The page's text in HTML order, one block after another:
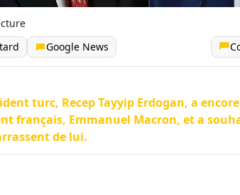
Google News
turc, Recep Tayyip Erdogan, a
français, Emmanuel Macron, et a
de lui.